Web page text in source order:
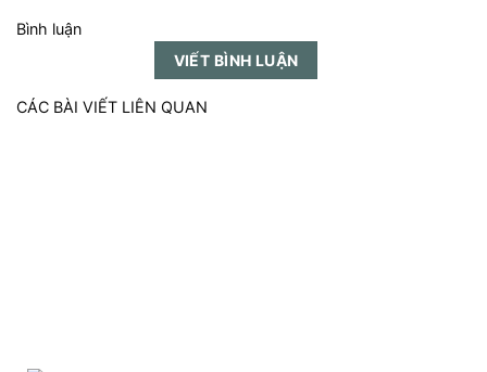
Bình luận
VIẾT BÌNH LUẬN
CÁC BÀI VIẾT LIÊN QUAN